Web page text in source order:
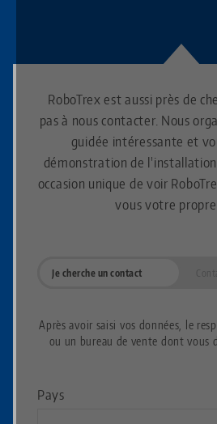
RoboTrex est aussi près de
pas à nous contacter. Nous
guidée intéressante et
démonstration de
occasion unique de voir
vous votre
Je cherche un contact
Après avoir saisi vos données, le
ou un bureau de vente dont vous
Pays